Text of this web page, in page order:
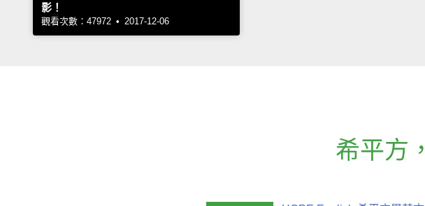
影！
觀看次數：47972 • 2017-12-06
希平方 ，